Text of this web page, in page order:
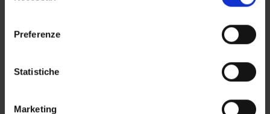
momento dalla Dichiarazione sui cookie o facendo clic
raccogliere informazioni sulla tua posizione
geografica, con un'approssimazione di qualche
Preferenze
Statistiche
Marketing
istituzionale della Ricerca di Ateneo
PROGETTI COLLEGATI